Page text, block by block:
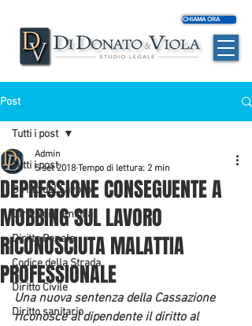
CHIAMA ORA
Post
Tutti i post
Diritto del Lavoro
Diritto di Famiglia
Diritto Penale
Codice della Strada
Diritto Civile
Diritto sanitario
Tutti i post
DEPRESSIONE CONSEGUENTE A
MOBBING SUL LAVORO
RICONOSCIUTA MALATTIA
PROFESSIONALE
Admin
5 set 2018 Tempo di lettura: 2 min
Una nuova sentenza della Cassazione
riconosce al dipendente il diritto al